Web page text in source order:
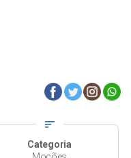
sort
Categoria